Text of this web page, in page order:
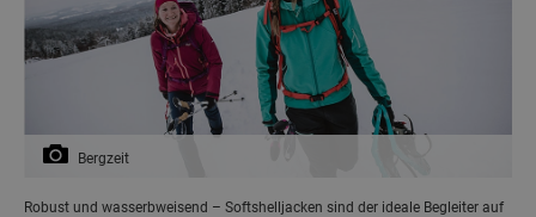
Bergzeit
Robust und wasserbweisend – Softshelljacken sind der ideale Begleiter auf